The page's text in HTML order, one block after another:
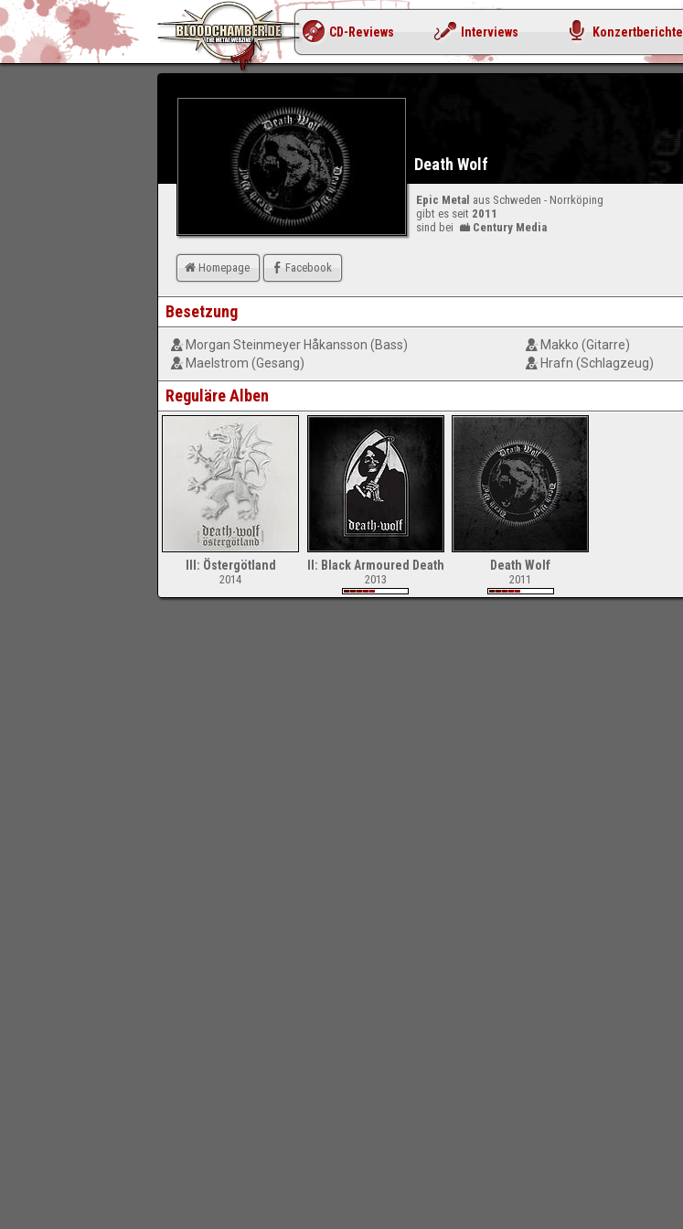
Death Wolf
Epic Metal aus Schweden - Norrköping
gibt es seit 2011
sind bei
Century Media
Homepage Facebook
Besetzung
Morgan Steinmeyer Håkansson (Bass)
Maelstrom (Gesang)
Makko (Gitarre)
Hrafn (Schlagzeug)
Reguläre Alben
III: Östergötland
2014
II: Black Armoured Death
2013
Death Wolf
2011
CD-Reviews Interviews Konzertberichte